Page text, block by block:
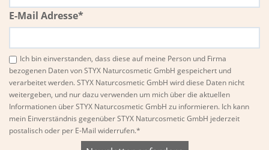
E-Mail Adresse*
Ich bin einverstanden, dass diese auf meine Person und Firma
bezogenen Daten von STYX Naturcosmetic GmbH gespeichert und
verarbeitet werden. STYX Naturcosmetic GmbH wird diese Daten nicht
weitergeben, und nur dazu verwenden um mich über die aktuellen
Informationen über STYX Naturcosmetic GmbH zu informieren. Ich kann
mein Einverständnis gegenüber STYX Naturcosmetic GmbH jederzeit
postalisch oder per E-Mail widerrufen.*